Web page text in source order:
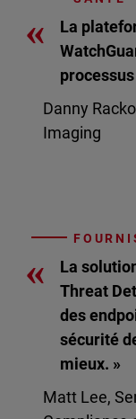
«
La
Danny
Imaging
«
La
Threat
des
sécurité
mieux. »
Matt Lee,